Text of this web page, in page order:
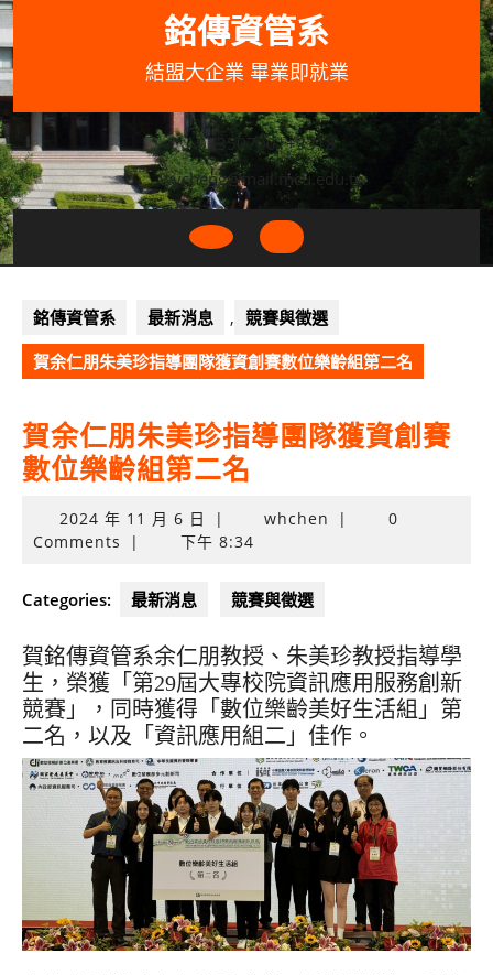
Skip
to
content
銘傳資管系
結盟大企業 畢業即就業
033507001+3318
wycheng@mail.mcu.edu.tw
Open
銘傳資管系
最新消息 , 競賽與徵選
賀余仁朋朱美珍指導團隊獲資創賽數位樂齡組第二名
賀余仁朋朱美珍指導團隊獲資創賽
數位樂齡組第二名
2024 年 11 月 6 日 2024
年
| whchen |
0
Comments
| 下午 8:34
Categories: 最新消息 競賽與徵選
賀銘傳資管系余仁朋教授、朱美珍教授指導學
生，榮獲「第29屆大專校院資訊應用服務創新
競賽」，同時獲得「數位樂齡美好生活組」第
二名，以及「資訊應用組二」佳作。